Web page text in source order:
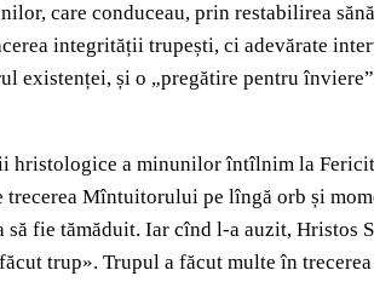
care conduceau, prin restabilirea
integrității trupești, ci adevărate
existenței, și o „pregătire pentru
hristologice a minunilor întîlnim la
Mîntuitorului pe lîngă orb și
fie tămăduit. Iar cînd l-a auzit, Hristos
trup». Trupul a făcut multe în